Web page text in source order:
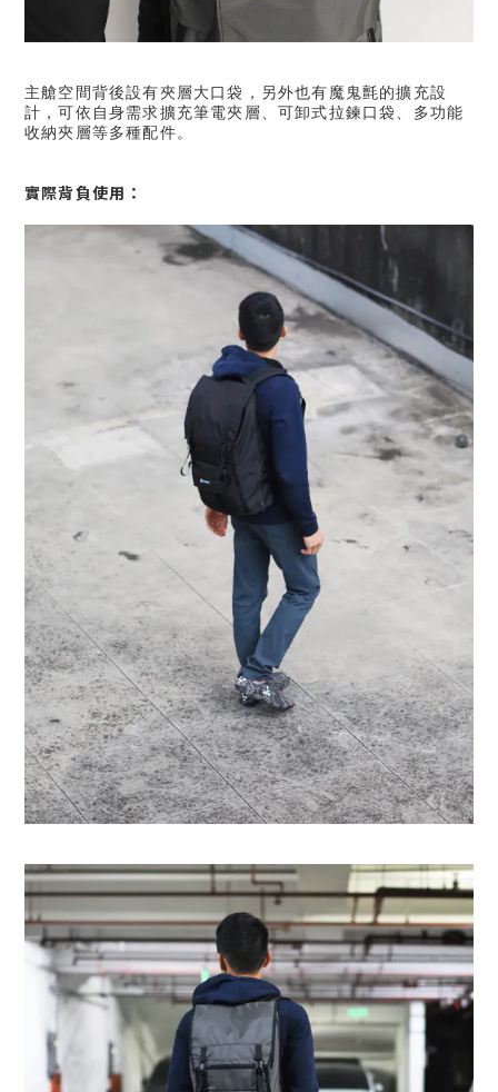
主艙空間背後設有夾層大口袋，另外也有魔鬼氈的擴充設
計，可依自身需求擴充筆電夾層 、可卸式拉鍊口袋
多功能
收納夾層等多種配件。
實際背負使用：